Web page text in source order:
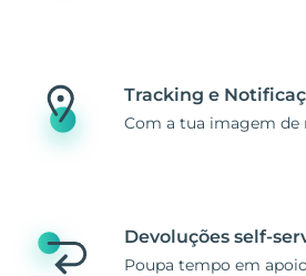
Tracking e
Com a tua imagem de
Devoluções self-
Poupa tempo em